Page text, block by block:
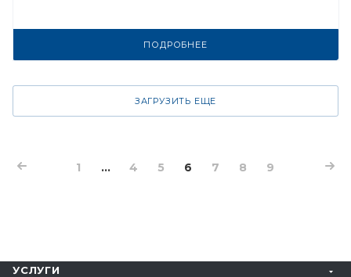
ПОДРОБНЕЕ
ЗАГРУЗИТЬ ЕЩЕ
1 ... 4 5 6 7 8 9
УСЛУГИ